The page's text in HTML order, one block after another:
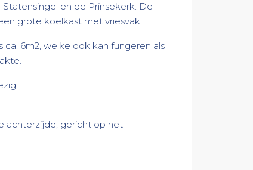
en de Prinsekerk. De
grote koelkast met vriesvak.
6m2, welke ook kan fungeren als
achterzijde, gericht op het